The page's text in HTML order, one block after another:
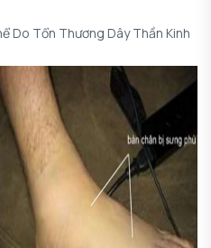
Do Tổn Thương Dây Thần Kinh